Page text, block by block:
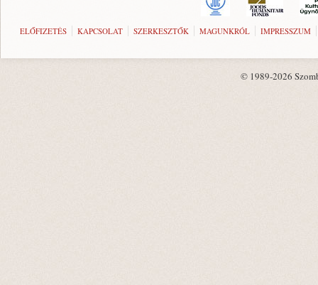
ELŐFIZETÉS KAPCSOLAT SZERKESZTŐK MAGUNKRÓL IMPRESSZUM
© 1989-2026